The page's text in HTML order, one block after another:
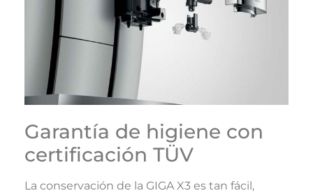
Garantía de higiene con
certificación TÜV
La conservación de la GIGA X3 es tan fácil,